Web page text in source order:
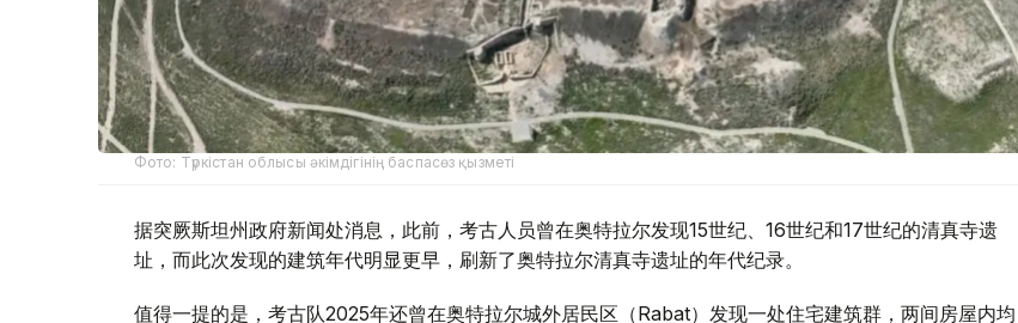
Фото: Түркістан облысы әкімдігінің баспасөз қызметі
据突厥斯坦州政府新闻处消息，此前，考古人员曾在奥特拉尔发现15世纪、16世纪和17世纪的清真寺遗
址，而此次发现的建筑年代明显更早，刷新了奥特拉尔清真寺遗址的年代纪录。
值得一提的是，考古队2025年还曾在奥特拉尔城外居民区（Rabat）发现一处住宅建筑群，两间房屋内均